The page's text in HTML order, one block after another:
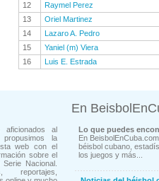
12
Raymel Perez
13
Oriel Martinez
14
Lazaro A. Pedro
15
Yaniel (m) Viera
16
Luis E. Estrada
aficionados al
la
web con el
sobre el
Nacional.
reportajes,
En
Lo que puedes
En
béisbol cubano,
los juegos y más...